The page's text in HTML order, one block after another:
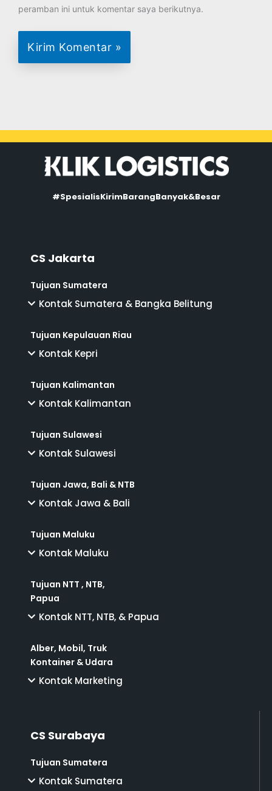
peramban ini untuk komentar saya berikutnya.
#SpesialisKirimBarangBanyak&Besar
CS Jakarta
Tujuan Sumatera
Kontak Sumatera & Bangka Belitung
Tujuan Kepulauan Riau
Kontak Kepri
Tujuan Kalimantan
Kontak Kalimantan
Tujuan Sulawesi
Kontak Sulawesi
Tujuan Jawa, Bali & NTB
Kontak Jawa & Bali
Tujuan Maluku
Kontak Maluku
Tujuan NTT , NTB,
Papua
Kontak NTT, NTB, & Papua
Alber, Mobil, Truk
Kontainer & Udara
Kontak Marketing
CS Surabaya
Tujuan Sumatera
Kontak Sumatera